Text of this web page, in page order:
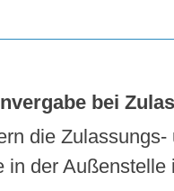
bei
die
der